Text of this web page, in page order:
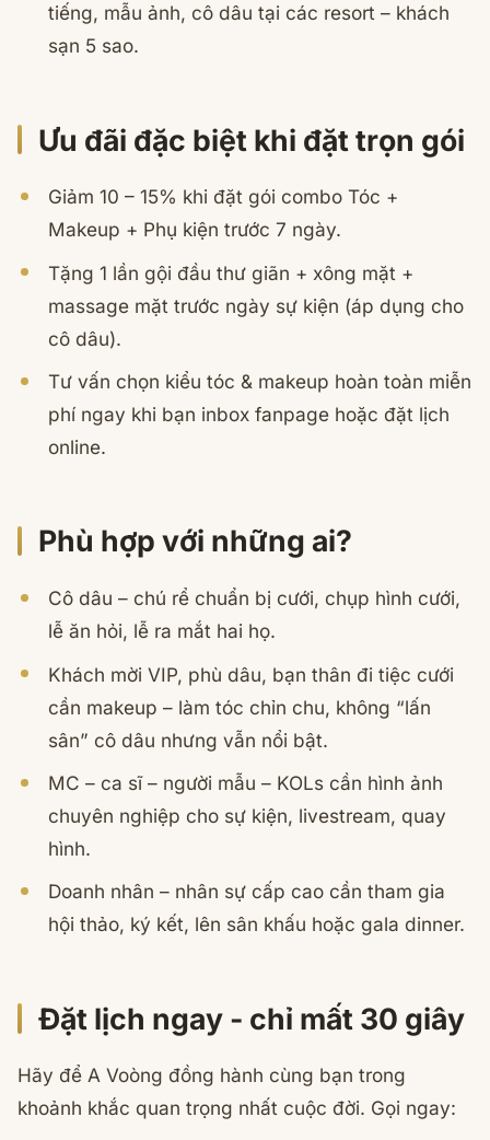
tiếng, mẫu ảnh, cô dâu tại các resort – khách
sạn 5 sao.
Ưu đãi đặc biệt khi đặt trọn gói
Giảm 10 – 15% khi đặt gói combo Tóc +
Makeup + Phụ kiện trước 7 ngày.
Tặng 1 lần gội đầu thư giãn + xông mặt +
massage mặt trước ngày sự kiện (áp dụng cho
cô dâu).
Tư vấn chọn kiểu tóc & makeup hoàn toàn miễn
phí ngay khi bạn inbox fanpage hoặc đặt lịch
online.
Phù hợp với những ai?
Cô dâu – chú rể chuẩn bị cưới, chụp hình cưới,
lễ ăn hỏi, lễ ra mắt hai họ.
Khách mời VIP, phù dâu, bạn thân đi tiệc cưới
cần makeup – làm tóc chỉn chu, không “lấn
sân” cô dâu nhưng vẫn nổi bật.
MC – ca sĩ – người mẫu – KOLs cần hình ảnh
chuyên nghiệp cho sự kiện, livestream, quay
hình.
Doanh nhân – nhân sự cấp cao cần tham gia
hội thảo, ký kết, lên sân khấu hoặc gala dinner.
Đặt lịch ngay - chỉ mất 30 giây
Hãy để A Voòng đồng hành cùng bạn trong
khoảnh khắc quan trọng nhất cuộc đời. Gọi ngay: